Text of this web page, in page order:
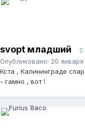
svopt младший
Опубликовано: 20 января
Кста , Калининграде
- гамно , вот !